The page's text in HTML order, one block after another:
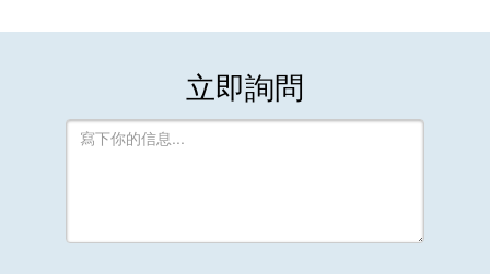
立即詢問